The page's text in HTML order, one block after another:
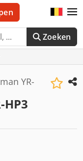
Zoeken
YR-